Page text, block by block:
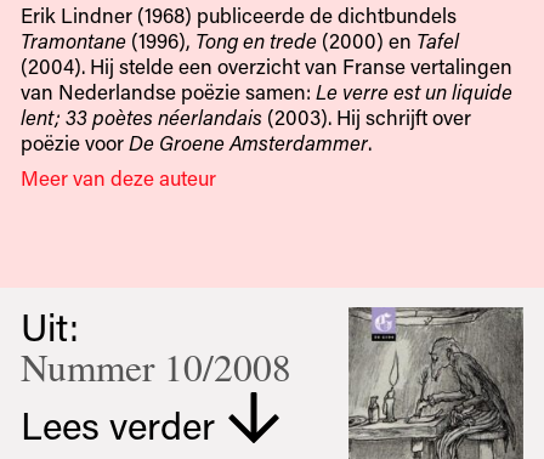
Erik Lindner (1968) publiceerde de dichtbundels
Tramontane(1996), Tong en trede(2000) en Tafel
(2004). Hij stelde een overzicht van Franse vertalingen
van Nederlandse poëzie samen: Le verre est un liquide
lent; 33 poètes néerlandais (2003). Hij schrijft over
poëzie voorDe Groene Amsterdammer.
Meer van deze auteur
Uit:
Nummer 10/2008
Lees verder